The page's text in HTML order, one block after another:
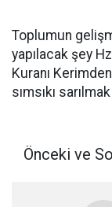
Toplumun
yapılacak şey
Kuranı
sımsıkı
Önceki ve